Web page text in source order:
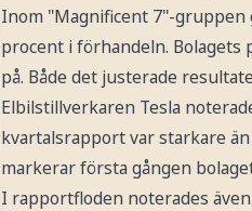
Inom "Magnificent 7"-gruppen
procent i förhandeln. Bolagets
på. Både det justerade
Elbilstillverkaren Tesla
kvartalsrapport var starkare
markerar första gången
I rapportfloden noterades